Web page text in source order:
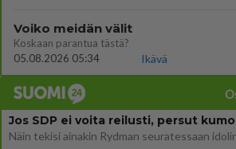
Voiko meidän välit
Koskaan parantua tästä?
05.08.2026 05:34
Ikävä